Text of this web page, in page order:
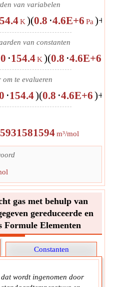
van variabelen
K)(0.8 ⋅4.6E+6 Pa)+
van constanten
⋅154.4K )(0.8 ⋅4.6E+6
om te evalueren
⋅154.4)(0.8 ⋅4.6E+6)+
m³/mol
gas met behulp van
gereduceerde en
Elementen
Constanten
wordt ingenomen door